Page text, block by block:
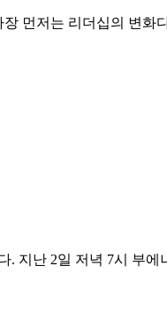
먼저는 리더십의 변
지난 2일 저녁 7시 부